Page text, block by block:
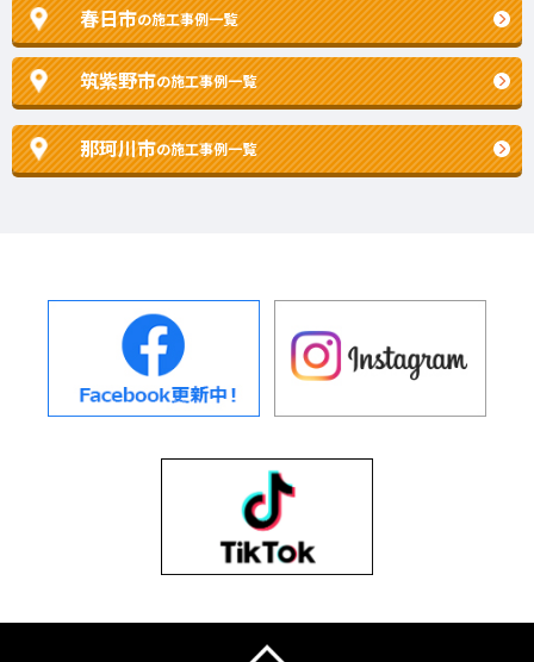
春日市の施工事例一覧
筑紫野市の施工事例一覧
那珂川市の施工事例一覧